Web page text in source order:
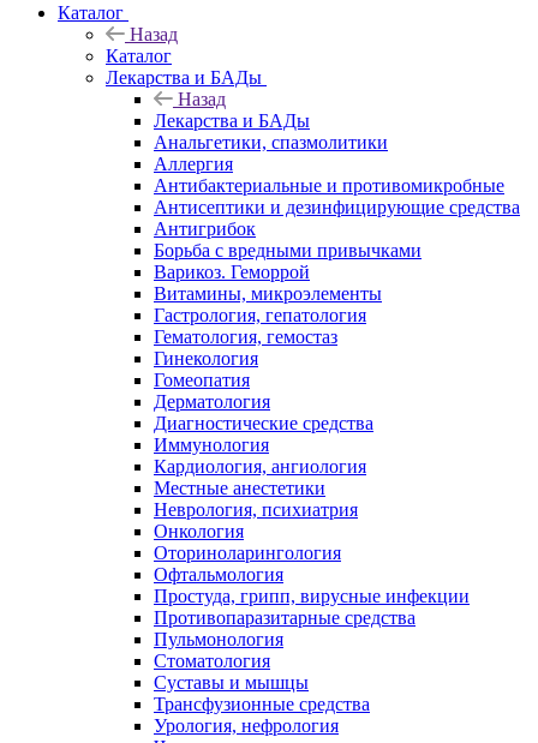
Каталог
Назад
Каталог
Лекарства и БАДы
Назад
Лекарства и БАДы
Анальгетики, спазмолитики
Аллергия
Антибактериальные и противомикробные
Антисептики и дезинфицирующие средства
Антигрибок
Борьба с вредными привычками
Варикоз. Геморрой
Витамины, микроэлементы
Гастрология, гепатология
Гематология, гемостаз
Гинекология
Гомеопатия
Дерматология
Диагностические средства
Иммунология
Кардиология, ангиология
Местные анестетики
Неврология, психиатрия
Онкология
Оториноларингология
Офтальмология
Простуда, грипп, вирусные инфекции
Противопаразитарные средства
Пульмонология
Стоматология
Суставы и мышцы
Трансфузионные средства
Урология, нефрология